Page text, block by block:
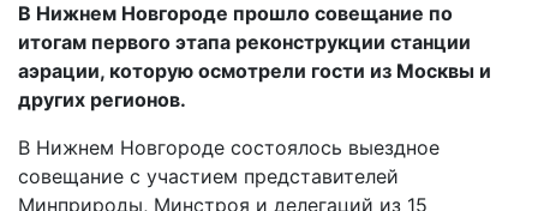
В Нижнем Новгороде прошло совещание по
итогам первого этапа реконструкции станции
аэрации, которую осмотрели гости из Москвы и
других регионов.
В Нижнем Новгороде состоялось выездное
совещание с участием представителей
Минприроды, Минстроя и делегаций из 15